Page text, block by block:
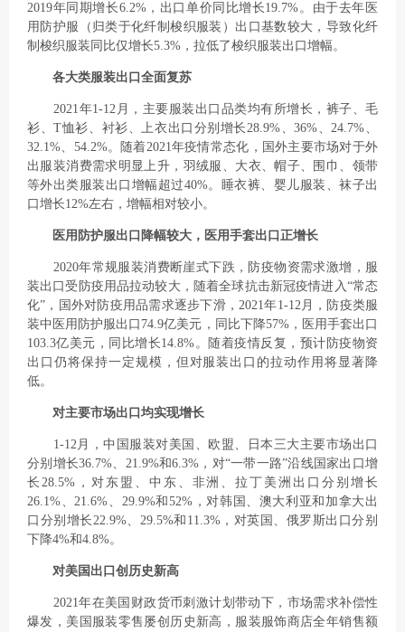
2019年同期增长6.2%，出口单价同比增长19.7%。由于去年医
用防护服（归类于化纤制梭织服装）出口基数较大，导致化纤
制梭织服装同比仅增长5.3%，拉低了梭织服装出口增幅。
各大类服装出口全面复苏
2021年1-12月，主要服装出口品类均有所增长，裤子、毛
衫、T恤衫、衬衫、上衣出口分别增长28.9%、36%、24.7%、
32.1%、54.2%。随着2021年疫情常态化，国外主要市场对于外
出服装消费需求明显上升，羽绒服、大衣、帽子、围巾、领带
等外出类服装出口增幅超过40%。睡衣裤、婴儿服装、袜子出
口增长12%左右，增幅相对较小。
医用防护服出口降幅较大，医用手套出口正增长
2020年常规服装消费断崖式下跌，防疫物资需求激增，服
装出口受防疫用品拉动较大，随着全球抗击新冠疫情进入“常态
化”，国外对防疫用品需求逐步下滑，2021年1-12月，防疫类服
装中医用防护服出口74.9亿美元，同比下降57%，医用手套出口
103.3亿美元，同比增长14.8%。随着疫情反复，预计防疫物资
出口仍将保持一定规模，但对服装出口的拉动作用将显著降
低。
对主要市场出口均实现增长
1-12月，中国服装对美国、欧盟、日本三大主要市场出口
分别增长36.7%、21.9%和6.3%，对“一带一路”沿线国家出口增
长28.5%，对东盟、中东、非洲、拉丁美洲出口分别增长
26.1%、21.6%、29.9%和52%，对韩国、澳大利亚和加拿大出
口分别增长22.9%、29.5%和11.3%，对英国、俄罗斯出口分别
下降4%和4.8%。
对美国出口创历史新高
2021年在美国财政货币刺激计划带动下，市场需求补偿性
爆发，美国服装零售屡创历史新高，服装服饰商店全年销售额